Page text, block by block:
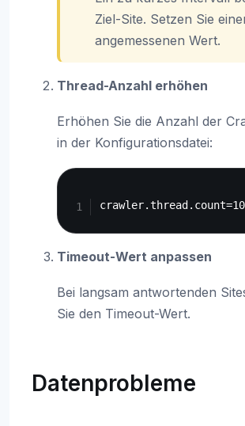
Ziel-Site. Setzen Sie
angemessenen Wert.
Thread-Anzahl erhöhen
Erhöhen Sie die Anzahl der
in der Konfigurationsdatei:
Timeout-Wert anpassen
Bei langsam antwortenden
Sie den Timeout-Wert.
Datenprobleme